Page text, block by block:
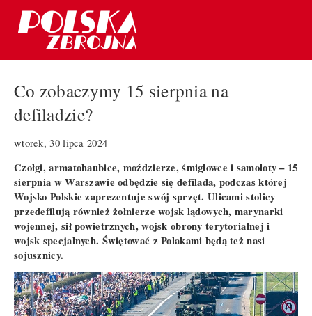
Co zobaczymy 15 sierpnia na
defiladzie?
wtorek, 30 lipca 2024
Czołgi, armatohaubice, moździerze, śmigłowce i samoloty – 15
sierpnia w Warszawie odbędzie się defilada, podczas której
Wojsko Polskie zaprezentuje swój sprzęt. Ulicami stolicy
przedefilują również żołnierze wojsk lądowych, marynarki
wojennej, sił powietrznych, wojsk obrony terytorialnej i
wojsk specjalnych. Świętować z Polakami będą też nasi
sojusznicy.